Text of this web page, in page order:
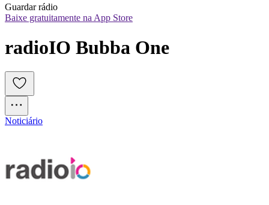
Guardar rádio
Baixe gratuitamente na App Store
radioIO Bubba One
Noticiário